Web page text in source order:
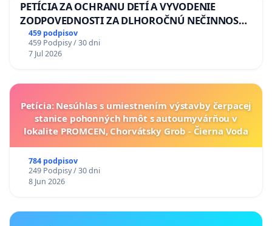
PETÍCIA ZA OCHRANU DETÍ A VYVODENIE
ZODPOVEDNOSTI ZA DLHOROČNÚ NEČINNOSŤ
A ZLYHANIE ŠTÁTU
459 podpisov
459 Podpisy / 30 dni
7 Jul 2026
Petícia: Nesúhlas s umiestnením výstavby čerpacej
stanice pohonných hmôt s autoumyvárňou v
lokalite PROMCEN, Chorvátsky Grob - Čierna Voda
784 podpisov
249 Podpisy / 30 dni
8 Jun 2026